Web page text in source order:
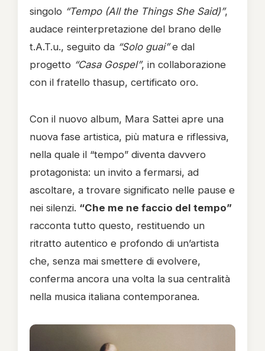
singolo “Tempo (All the Things She Said)”,
audace reinterpretazione del brano delle
t.A.T.u., seguito da “Solo guai”e dal
progetto “Casa Gospel”, in collaborazione
con il fratello thasup, certificato oro.
Con il nuovo album, Mara Sattei apre una
nuova fase artistica, più matura e riflessiva,
nella quale il “tempo” diventa davvero
protagonista: un invito a fermarsi, ad
ascoltare, a trovare significato nelle pause e
nei silenzi. “Che me ne faccio del tempo”
racconta tutto questo, restituendo un
ritratto autentico e profondo di un’artista
che, senza mai smettere di evolvere,
conferma ancora una volta la sua centralità
nella musica italiana contemporanea.